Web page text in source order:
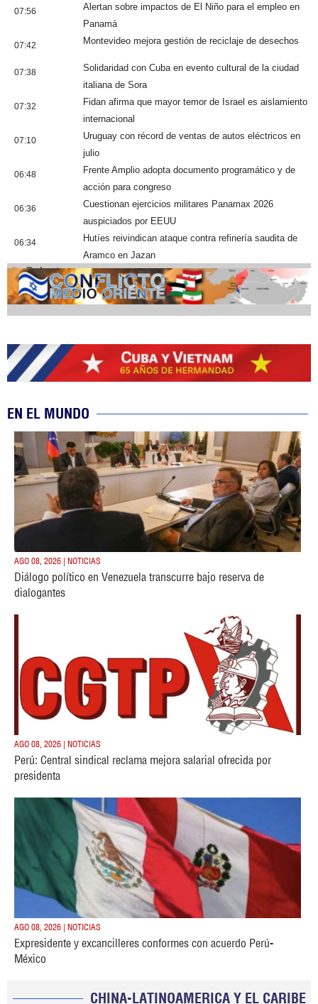
07:56
Alertan sobre impactos de El Niño para el empleo en
Panamá
07:42 Montevideo mejora gestión de reciclaje de desechos
07:38
Solidaridad con Cuba en evento cultural de la ciudad
italiana de Sora
07:32
Fidan afirma que mayor temor de Israel es aislamiento
internacional
07:10
Uruguay con récord de ventas de autos eléctricos en
julio
06:48
Frente Amplio adopta documento programático y de
acción para congreso
06:36
Cuestionan ejercicios militares Panamax 2026
auspiciados por EEUU
06:34
Hutíes reivindican ataque contra refinería saudita de
Aramco en Jazan
Cobertura
EN EL MUNDO
AGO 08, 2026 | NOTICIAS
Diálogo político en Venezuela transcurre bajo reserva de
dialogantes
AGO 08, 2026 | NOTICIAS
Perú: Central sindical reclama mejora salarial ofrecida por
presidenta
AGO 08, 2026 | NOTICIAS
Expresidente y excancilleres conformes con acuerdo Perú-
México
CHINA-LATINOAMERICA Y EL CARIBE